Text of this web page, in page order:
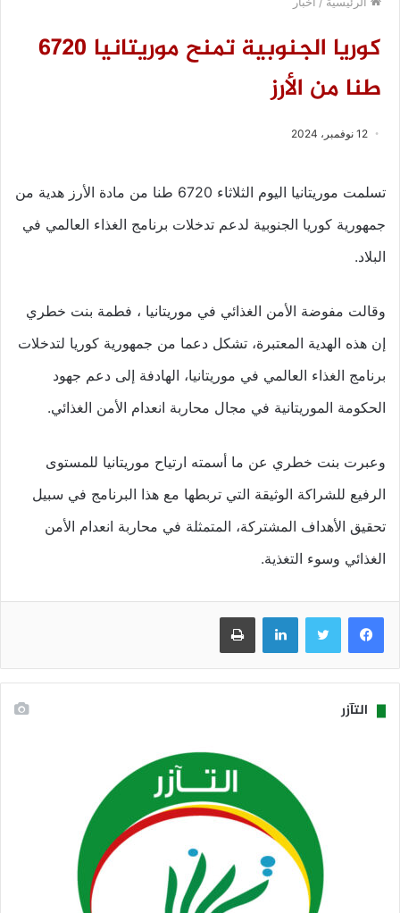
كوريا الجنوبية تمنح موريتانيا 6720
طنا من الأرز
12 نوفمبر، 2024
تسلمت موريتانيا اليوم الثلاثاء 6720 طنا من مادة الأرز هدية من
جمهورية كوريا الجنوبية لدعم تدخلات برنامج الغذاء العالمي في
البلاد.
وقالت مفوضة الأمن الغذائي في موريتانيا ، فطمة بنت خطري
إن هذه الهدية المعتبرة، تشكل دعما من جمهورية كوريا لتدخلات
برنامج الغذاء العالمي في موريتانيا، الهادفة إلى دعم جهود
الحكومة الموريتانية في مجال محاربة انعدام الأمن الغذائي.
وعبرت بنت خطري عن ما أسمته ارتياح موريتانيا للمستوى
الرفيع للشراكة الوثيقة التي تربطها مع هذا البرنامج في سبيل
تحقيق الأهداف المشتركة، المتمثلة في محاربة انعدام الأمن
الغذائي وسوء التغذية.
فيسبوك تويتر لينكدإن طباعة
التآزر